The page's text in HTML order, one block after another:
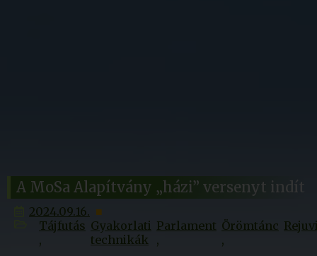
A MoSa Alapítvány „házi” versenyt indít
2024.09.16.
Tájfutás Gyakorlati
technikák
Parlament Örömtánc